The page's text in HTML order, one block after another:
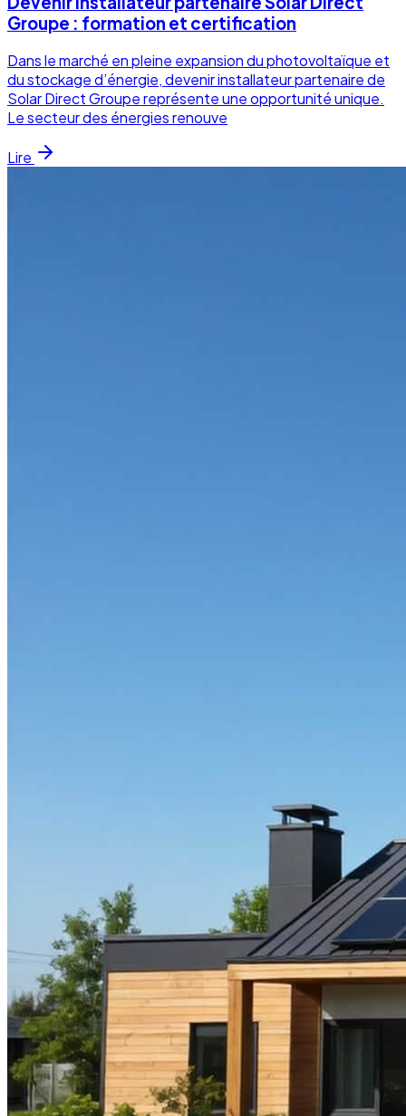
Groupe : formation et certification
Dans le marché en pleine expansion du photovoltaïque et
du stockage d’énergie, devenir installateur partenaire de
Solar Direct Groupe représente une opportunité unique.
Le secteur des énergies renouve
Lire